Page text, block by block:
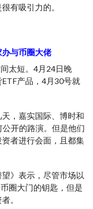
有吸引力的。
与币圈大佬
太短。4月24日晚
ETF产品，4月30号就
，嘉实国际、博时和
开的路演。但是他们
者进行会面，且都集
》表示，尽管市场以
圈大门的钥匙，但是
。